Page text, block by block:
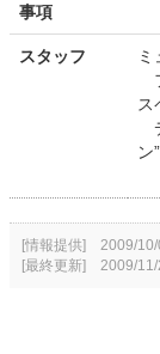
事項
スタッフ
ミ
ス
ン
[情報提供] 2009/10/
[最終更新] 2009/11/